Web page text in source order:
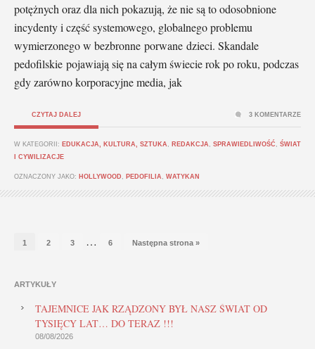
potężnych oraz dla nich pokazują, że nie są to odosobnione
incydenty i część systemowego, globalnego problemu
wymierzonego w bezbronne porwane dzieci. Skandale
pedofilskie pojawiają się na całym świecie rok po roku, podczas
gdy zarówno korporacyjne media, jak
CZYTAJ DALEJ
W KATEGORII: EDUKACJA, KULTURA, SZTUKA REDAKCJA SPRAWIEDLIWOŚĆ
ŚWIAT
I CYWILIZACJE
OZNACZONY JAKO: HOLLYWOOD PEDOFILIA WATYKAN
3 KOMENTARZE
1 2 3 … 6 Następna strona »
ARTYKUŁY
TAJEMNICE JAK RZĄDZONY BYŁ NASZ ŚWIAT OD
TYSIĘCY LAT… DO TERAZ !!!
08/08/2026